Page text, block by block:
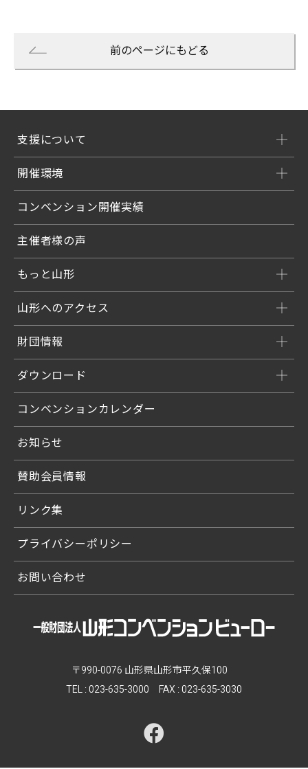
前のページにもどる
支援について
開催環境
コンベンション開催実績
主催者様の声
もっと山形
山形へのアクセス
財団情報
ダウンロード
コンベンションカレンダー
お知らせ
賛助会員情報
リンク集
プライバシーポリシー
お問い合わせ
〒990-0076 山形県山形市平久保100
TEL : 023-635-3000 FAX : 023-635-3030